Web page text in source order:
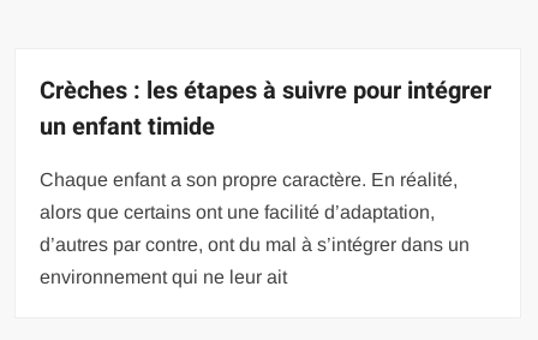
Crèches : les étapes à suivre pour intégrer
un enfant timide
Chaque enfant a son propre caractère. En réalité,
alors que certains ont une facilité d’adaptation,
d’autres par contre, ont du mal à s’intégrer dans un
environnement qui ne leur ait